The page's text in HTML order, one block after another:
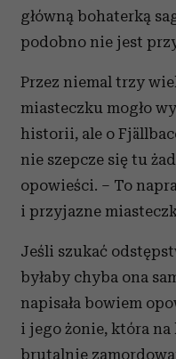
główną bohaterką
podobno nie jest
Przez niemal trzy
miasteczku mogło
historii, ale o
nie szepcze się tu
opowieści. – To
i przyjazne
Jeśli szukać
byłaby chyba ona
napisała bowiem
i jego żonie, która
brutalnie